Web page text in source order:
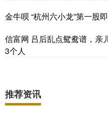
金牛呗 “杭州六小龙”第一股
信富网 吕后乱点鸳鸯谱，亲
3个人
推荐资讯